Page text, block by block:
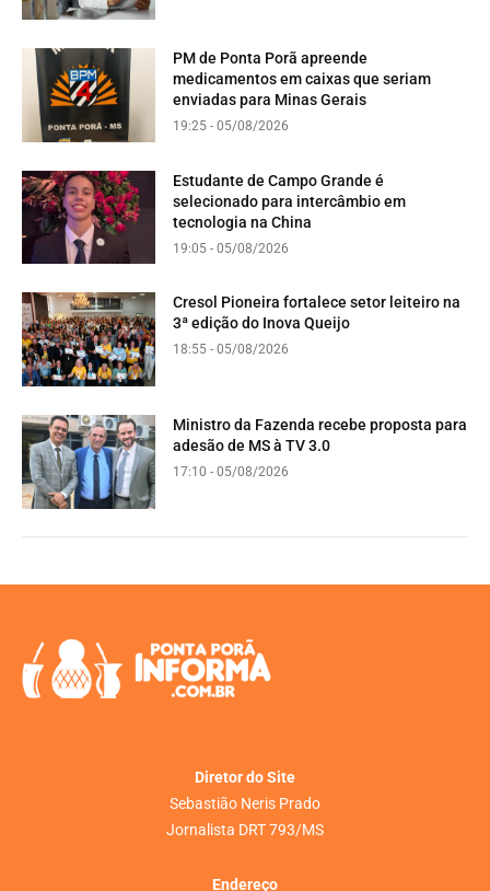
PM de Ponta Porã apreende
medicamentos em caixas que seriam
enviadas para Minas Gerais
19:25 - 05/08/2026
Estudante de Campo Grande é
selecionado para intercâmbio em
tecnologia na China
19:05 - 05/08/2026
Cresol Pioneira fortalece setor leiteiro na
3ª edição do Inova Queijo
18:55 - 05/08/2026
Ministro da Fazenda recebe proposta para
adesão de MS à TV 3.0
17:10 - 05/08/2026
Diretor do Site
Sebastião Neris Prado
Jornalista DRT 793/MS
Endereço